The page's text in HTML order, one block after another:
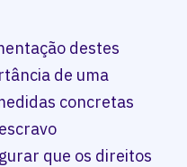
destes
de uma
concretas
que os direitos